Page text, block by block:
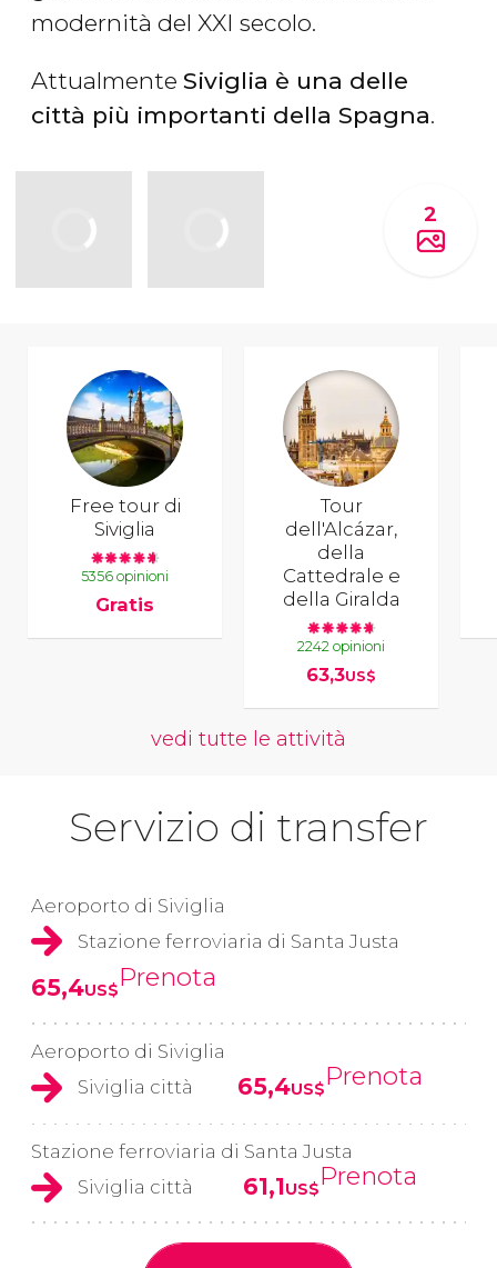
modernità del XXI secolo.
Attualmente Siviglia è una delle
città più importanti della Spagna.
2
Free tour di
Siviglia
5356 opinioni
Gratis
Tour
dell'Alcázar,
della
Cattedrale e
della Giralda
2242 opinioni
63,3US$
vedi tutte le attività
Servizio di transfer
Aeroporto di Siviglia
Stazione ferroviaria di Santa Justa
65,4US$Prenota
Aeroporto di Siviglia
Siviglia città
65,4US$Prenota
Stazione ferroviaria di Santa Justa
Siviglia città
61,1US$Prenota